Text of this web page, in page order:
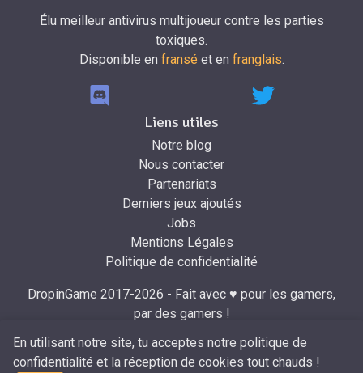
En utilisant notre site, tu acceptes notre politique de
confidentialité et la réception de cookies tout chauds !
Élu meilleur antivirus multijoueur contre les parties
toxiques.
Disponible en fransé et en franglais.
Liens utiles
Notre blog
Nous contacter
Partenariats
Derniers jeux ajoutés
Jobs
Mentions Légales
Politique de confidentialité
DropinGame 2017-2026 - Fait avec ♥ pour les gamers,
par des gamers !